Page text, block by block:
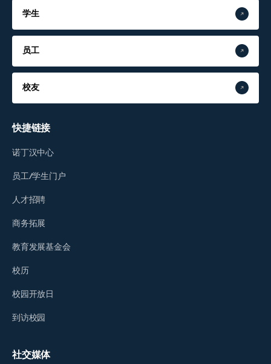
学生
员工
校友
快捷链接
诺丁汉中心
员工/学生门户
人才招聘
商务拓展
教育发展基金会
校历
校园开放日
到访校园
社交媒体